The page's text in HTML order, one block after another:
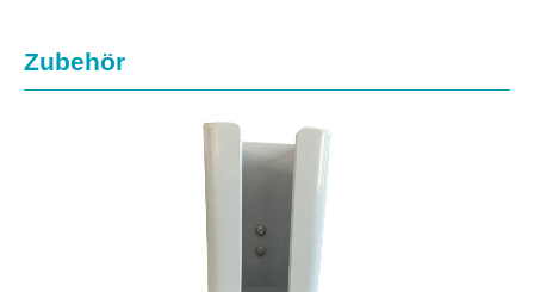
Produktgalerie überspringen
Zubehör